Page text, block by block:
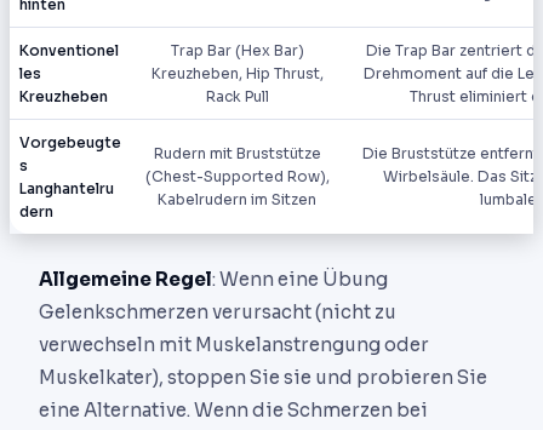
hinten
Konventionel
les
Kreuzheben
Trap Bar (Hex Bar)
Kreuzheben, Hip Thrust,
Rack Pull
Die Trap Bar zentriert
Drehmoment auf die
Thrust eliminiert
Vorgebeugte
s
Langhantelru
dern
Rudern mit Bruststütze
(Chest-Supported Row),
Kabelrudern im Sitzen
Die Bruststütze entfernt
Wirbelsäule. Das
Allgemeine Regel: Wenn eine Übung
Gelenkschmerzen verursacht (nicht zu
verwechseln mit Muskelanstrengung oder
Muskelkater), stoppen Sie sie und probieren Sie
eine Alternative. Wenn die Schmerzen bei